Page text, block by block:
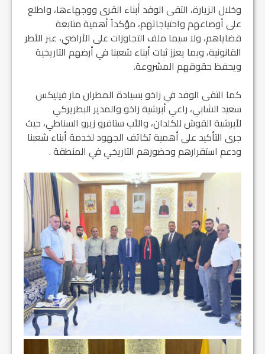
وخلال الزيارة، التقى الوفد أبناء القرى ووجهاءها، واطلع
على أوضاعهم واحتياجاتهم، مؤكداً أهمية متابعة
قضاياهم، ولا سيما ملف التجاوزات على الأراضي، عبر الأطر
القانونية، وبما يعزز ثبات أبناء شعبنا في أرضهم التاريخية
ويحفظ حقوقهم المشروعة.
كما التقى الوفد في زاخو بسيادة المطران مار فيليكس
سعيد الشابي، راعي أبرشية زاخو والمدير البطريركي
لأبرشية القوش للكلدان، والأب ستافرو زيرو السناطي، حيث
جرى التأكيد على أهمية تكاتف الجهود لخدمة أبناء شعبنا
ودعم استقرارهم وحضورهم التاريخي في المنطقة .